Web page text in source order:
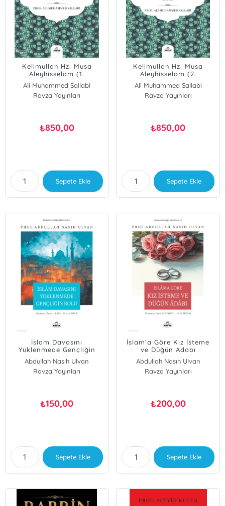
Kelimullah Hz. Musa
Aleyhisselam (1.
Cilt);Peygamberler Tarihi
-10
Ali Muhammed Sallabi
Ravza Yayınları
₺850,00
Sepete Ekle
Kelimullah Hz. Musa
Aleyhisselam (2.
Cilt);Peygamberler Tarihi
-11
Ali Muhammed Sallabi
Ravza Yayınları
₺850,00
Sepete Ekle
İslam Davasını
Yüklenmede Gençliğin
Abdullah Nasıh Ulvan
Ravza Yayınları
₺150,00
Sepete Ekle
İslam’a Göre Kız İsteme
ve Düğün Adabı
Abdullah Nasıh Ulvan
Ravza Yayınları
₺200,00
Sepete Ekle